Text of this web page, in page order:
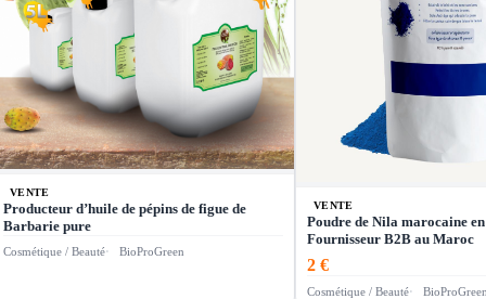
VENTE
Producteur d’huile de pépins de figue de
Barbarie pure
Cosmétique / Beauté BioProGreen
VENTE
Poudre de Nila marocaine
Fournisseur B2B au Maroc
2 €
Cosmétique / Beauté